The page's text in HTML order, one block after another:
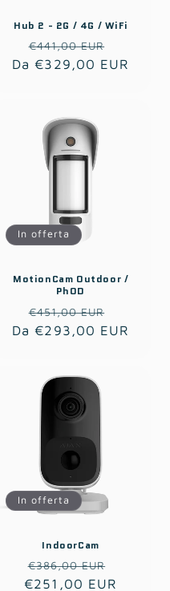
Hub 2 - 2G / 4G / WiFi
Prezzo
di
€441,00 EUR
Da €329,00 EUR
In offerta
MotionCam Outdoor /
PhOD
Prezzo
di
€451,00 EUR
Da €293,00 EUR
In offerta
IndoorCam
Prezzo
di
€386,00 EUR
€251,00 EUR